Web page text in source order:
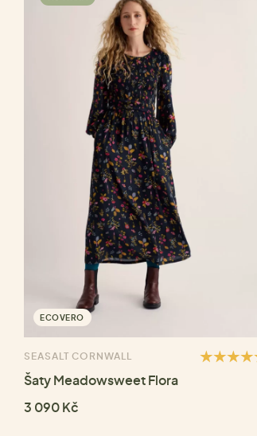
ECOVERO
SEASALT CORNWALL
Šaty Meadowsweet Flora
3 090 Kč